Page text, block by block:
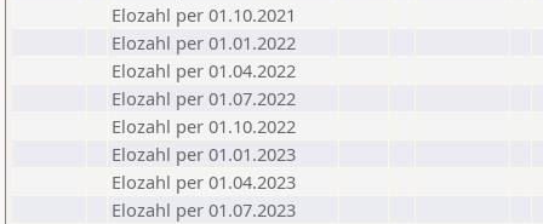
Elozahl per 01.10.2021
Elozahl per 01.01.2022
Elozahl per 01.04.2022
Elozahl per 01.07.2022
Elozahl per 01.10.2022
Elozahl per 01.01.2023
Elozahl per 01.04.2023
Elozahl per 01.07.2023